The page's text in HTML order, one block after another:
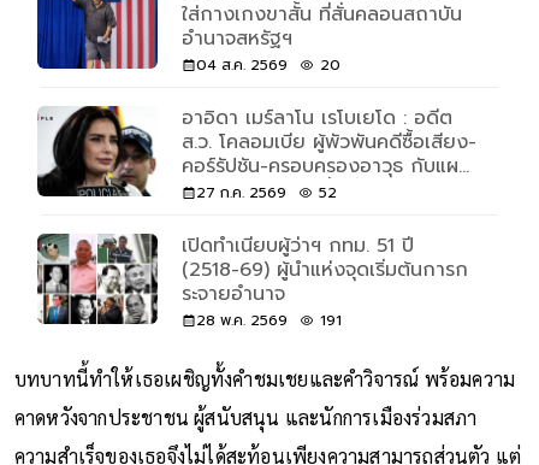
‘จอห์น เฟตเตอร์แมน’ นักการเมือง
ใส่กางเกงขาสั้น ที่สั่นคลอนสถาบัน
04 ส.ค. 2569 20
อาอิดา เมร์ลาโน เรโบเยโด : อดีต
ส.ว. โคลอมเบีย ผู้พัวพันคดีซื้อเสียง-
โรยตัวแหกคุก 3 ชั้นที่ฮอลลีวูดยัง
ต้องทึ่ง
27 ก.ค. 2569 52
เปิดทำเนียบผู้ว่าฯ กทม. 51 ปี
(2518-69) ผู้นำแห่งจุดเริ่มต้นการก
ระจายอำนาจ
28 พ.ค. 2569 191
บทบาทนี้ทำให้เธอเผชิญทั้งคำชมเชยและคำวิจารณ์ พร้อมความ